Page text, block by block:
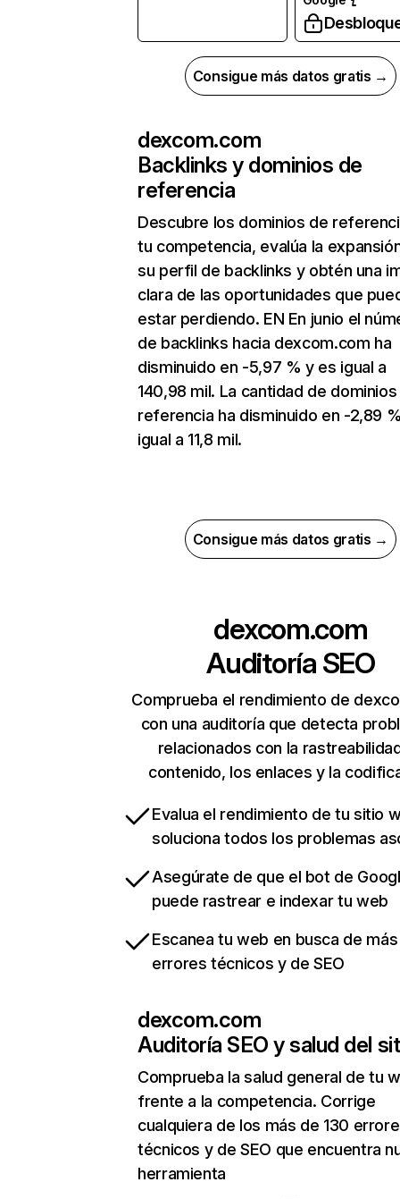
Consigue más datos gratis →
dexcom.com
Backlinks y dominios de
referencia
Descubre los dominios de
tu competencia, evalúa la
su perfil de backlinks y obtén una
clara de las oportunidades que
estar perdiendo. EN En junio el
de backlinks hacia dexcom.com ha
disminuido en -5,97 % y es igual a
140,98 mil. La cantidad de
referencia ha disminuido en -2,89
igual a 11,8 mil.
Consigue más datos gratis →
dexcom.com
Auditoría SEO
Comprueba el rendimiento de
con una auditoría que detecta
relacionados con la
contenido, los enlaces y la
Evalua el rendimiento de tu sitio
soluciona todos los problemas
Asegúrate de que el bot de
puede rastrear e indexar tu web
Escanea tu web en busca de
errores técnicos y de SEO
dexcom.com
Auditoría SEO y salud del
Comprueba la salud general de tu
frente a la competencia. Corrige
cualquiera de los más de 130
técnicos y de SEO que encuentra
herramienta